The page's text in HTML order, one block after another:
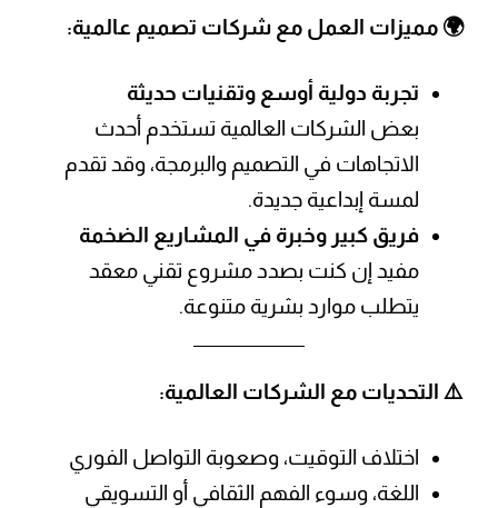
🌍 مميزات العمل مع شركات تصميم عالمية:
تجربة دولية أوسع وتقنيات حديثة
بعض الشركات العالمية تستخدم أحدث
الاتجاهات في التصميم والبرمجة، وقد تقدم
لمسة إبداعية جديدة.
فريق كبير وخبرة في المشاريع الضخمة
مفيد إن كنت بصدد مشروع تقني معقد
يتطلب موارد بشرية متنوعة.
⚠️ التحديات مع الشركات العالمية:
اختلاف التوقيت، وصعوبة التواصل الفوري
اللغة، وسوء الفهم الثقافي أو التسويقي